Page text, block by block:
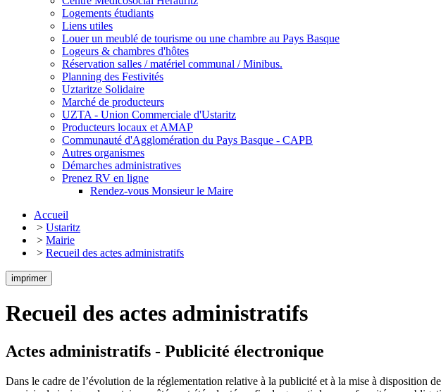
Logements étudiants
Liens utiles
Louer un meublé de tourisme ou une chambre au Pays Basque
Logeurs & chambres d'hôtes
Réservation salles / matériel communal / Minibus.
Planning des Festivités
Uztaritze Solidaire
Marché de producteurs
UZTA - Union Commerciale d'Ustaritz
Producteurs locaux et AMAP
Communauté d'Agglomération du Pays Basque - CAPB
Autres organismes
Démarches administratives
Prenez RV en ligne
Rendez-vous Monsieur le Maire
Accueil
> Ustaritz
> Mairie
> Recueil des actes administratifs
imprimer
Recueil des actes administratifs
Actes administratifs - Publicité électronique
Dans le cadre de l’évolution de la réglementation relative à la publicité et à la mise à disposition